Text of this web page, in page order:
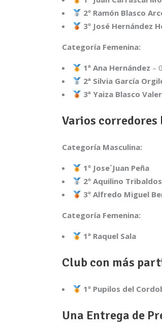
2º Ramón Blasco
3º José Hernández
Categoría Femenina:
1ª Ana Hernández –
2ª Silvia García
3ª Yaiza Blasco
Varios
Categoría Masculina:
1º Jose´Juan Peña
2º Aquilino Tribaldos
3º Alfredo Miguel
Categoría Femenina:
1ª Raquel Sala
Club con más
1º Pupilos del
Una Entrega de